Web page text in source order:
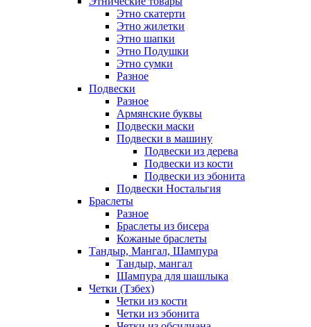
Этно скатерти
Этно жилетки
Этно шапки
Этно Подушки
Этно сумки
Разное
Подвески
Разное
Армянские буквы
Подвески маски
Подвески в машину
Подвески из дерева
Подвески из кости
Подвески из эбонита
Подвески Ностальгия
Браслеты
Разное
Браслеты из бисера
Кожаные браслеты
Тандыр, Мангал, Шампура
Тандыр, мангал
Шампура для шашлыка
Четки (Тзбех)
Четки из кости
Четки из эбонита